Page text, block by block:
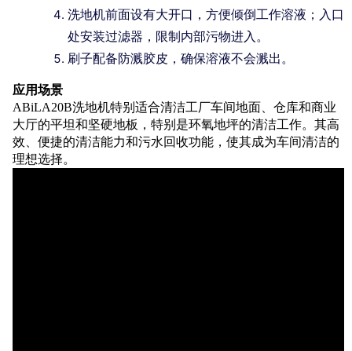
洗地机前面设有大开口，方便倾倒工作溶液；入口
处安装过滤器，限制内部污物进入。
刷子配备防溅胶皮，确保溶液不会溅出。
应用场景
ABiLA20B洗地机特别适合清洁工厂车间地面、仓库和商业
大厅的平坦和坚硬地板，特别是环氧地坪的清洁工作。其高
效、便捷的清洁能力和污水回收功能，使其成为车间清洁的
理想选择。